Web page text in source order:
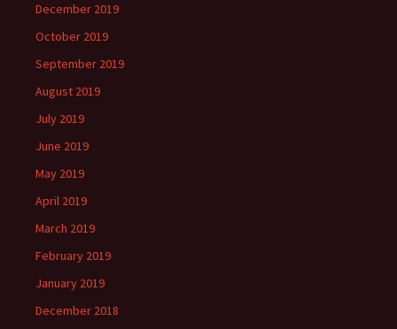
December 2019
October 2019
September 2019
August 2019
July 2019
June 2019
May 2019
April 2019
March 2019
February 2019
January 2019
December 2018